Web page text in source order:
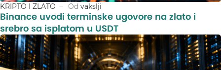
KRIPTO I ZLATO Od vakslji
Binance uvodi terminske ugovore na zlato i
srebro sa isplatom u USDT